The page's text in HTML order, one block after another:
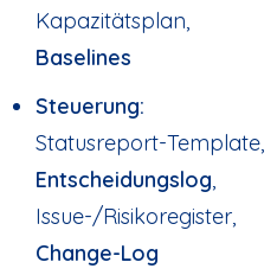
Kapazitätsplan,
Baselines
Steuerung:
Statusreport-Template,
Entscheidungslog,
Issue-/Risikoregister,
Change-Log